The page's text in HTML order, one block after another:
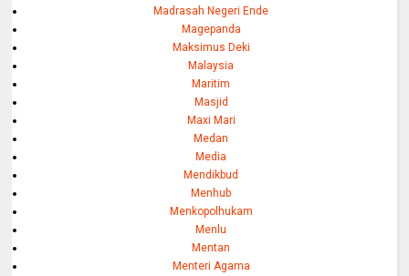
Madrasah Negeri Ende
Magepanda
Maksimus Deki
Malaysia
Maritim
Masjid
Maxi Mari
Medan
Media
Mendikbud
Menhub
Menkopolhukam
Menlu
Mentan
Menteri Agama